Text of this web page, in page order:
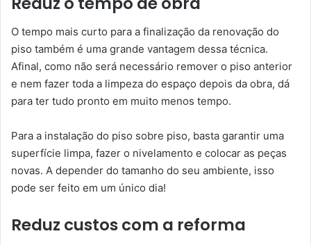
O tempo mais curto para a finalização da renovação do
piso também é uma grande vantagem dessa técnica.
Afinal, como não será necessário remover o piso anterior
e nem fazer toda a limpeza do espaço depois da obra, dá
para ter tudo pronto em muito menos tempo.
Para a instalação do piso sobre piso, basta garantir uma
superfície limpa, fazer o nivelamento e colocar as peças
novas. A depender do tamanho do seu ambiente, isso
pode ser feito em um único dia!
Reduz custos com a reforma